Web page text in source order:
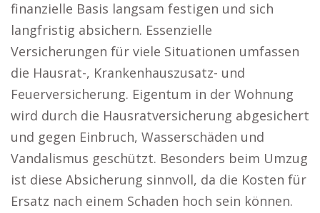
finanzielle Basis langsam festigen und sich
langfristig absichern. Essenzielle
Versicherungen für viele Situationen umfassen
die Hausrat-, Krankenhauszusatz- und
Feuerversicherung. Eigentum in der Wohnung
wird durch die Hausratversicherung abgesichert
und gegen Einbruch, Wasserschäden und
Vandalismus geschützt. Besonders beim Umzug
ist diese Absicherung sinnvoll, da die Kosten für
Ersatz nach einem Schaden hoch sein können.